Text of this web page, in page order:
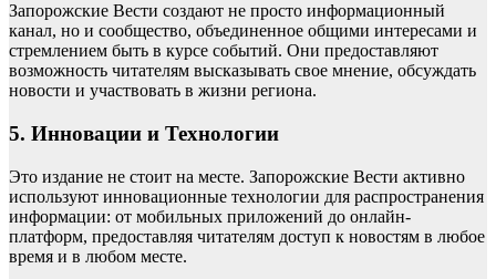
Запорожские Вести создают не просто информационный
канал, но и сообщество, объединенное общими интересами и
стремлением быть в курсе событий. Они предоставляют
возможность читателям высказывать свое мнение, обсуждать
новости и участвовать в жизни региона.
5. Инновации и Технологии
Это издание не стоит на месте. Запорожские Вести активно
используют инновационные технологии для распространения
информации: от мобильных приложений до онлайн-
платформ, предоставляя читателям доступ к новостям в любое
время и в любом месте.